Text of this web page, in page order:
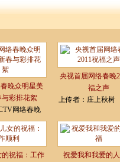
晚众明星美
与彩排花絮
网络春晚
央视首届网络春晚
福之声
上传者： 庄上秋树
祝福：工作
祝爱我和我爱的